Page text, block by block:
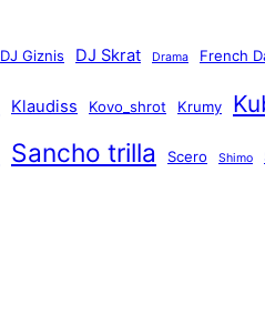
DJ Giznis DJ Skrat Drama French
Klaudiss Kovo_shrot Krumy
Sancho trilla Scero Shimo